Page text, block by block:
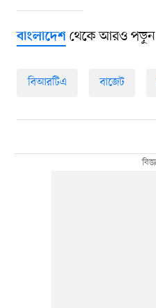
বাংলাদেশথেকে আরও পড়ুন
বিআরটিএ বাজেট